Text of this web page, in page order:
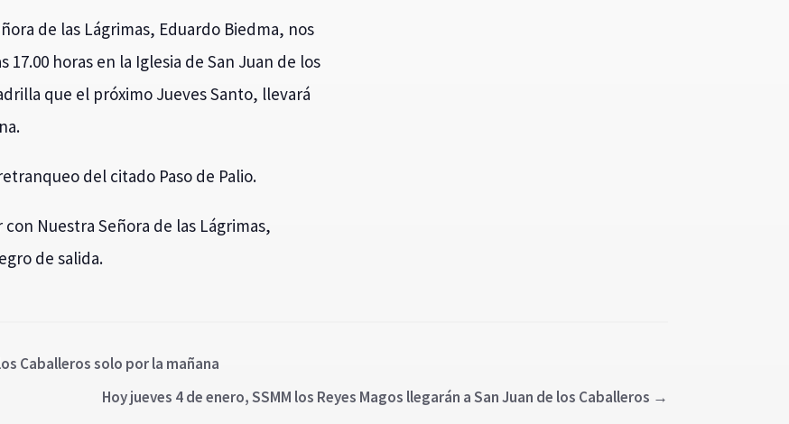
de las Lágrimas, Eduardo Biedma, nos
horas en la Iglesia de San Juan de los
que el próximo Jueves Santo, llevará
del citado Paso de Palio.
Nuestra Señora de las Lágrimas,
de salida.
Caballeros solo por la mañana
Hoy jueves 4 de enero, SSMM los Reyes Magos llegarán a San Juan de los Caballeros →